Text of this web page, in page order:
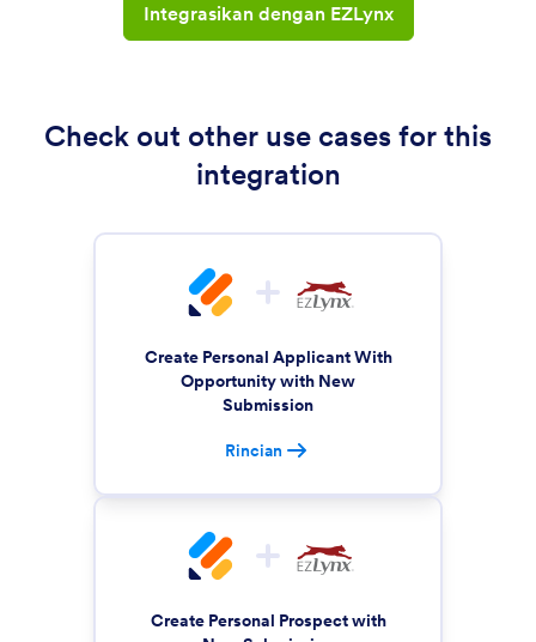
Integrasikan dengan EZLynx
Check out other use cases for this
integration
Create Personal Applicant With
Opportunity with New
Submission
Rincian
Create Personal Prospect with